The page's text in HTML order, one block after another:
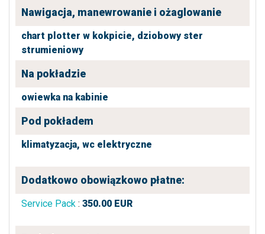
Nawigacja, manewrowanie i ożaglowanie
chart plotter w kokpicie, dziobowy ster
strumieniowy
Na pokładzie
owiewka na kabinie
Pod pokładem
klimatyzacja, wc elektryczne
Dodatkowo obowiązkowo płatne:
Service Pack : 350.00 EUR